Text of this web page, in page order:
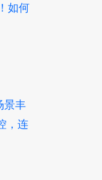
如何
景丰
，连